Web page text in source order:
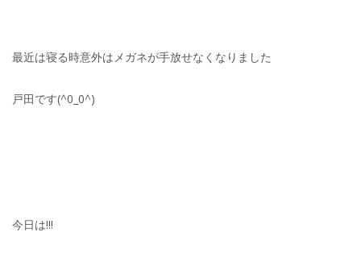
最近は寝る時意外はメガネが手放せなくなりました
戸田です(^0_0^)
今日は!!!